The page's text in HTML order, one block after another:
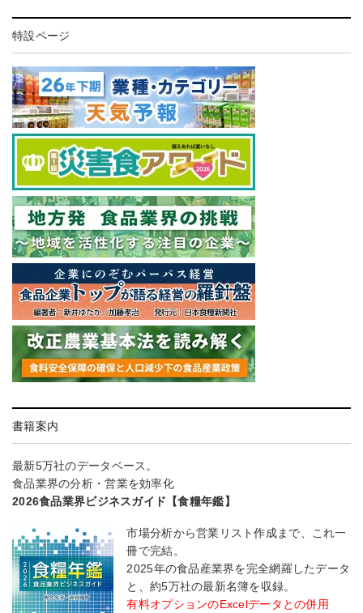
特設ページ
書籍案内
最新5万社のデータベース。
食品業界の分析・営業を効率化
2026食品業界ビジネスガイド【食糧年鑑】
市場分析から営業リスト作成まで、これ一
冊で完結。
2025年の食品産業界を完全網羅したデータ
と、約5万社の最新名簿を収録。
有料オプションのExcelデータとの併用